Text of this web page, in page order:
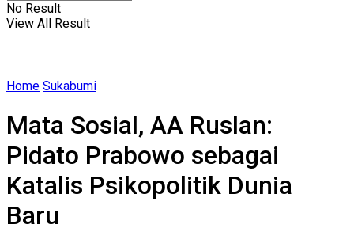
No Result
View All Result
Home Sukabumi
Mata Sosial, AA Ruslan:
Pidato Prabowo sebagai
Katalis Psikopolitik Dunia
Baru